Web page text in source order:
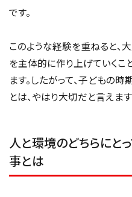
です。
このような経験を重ねると、
を主体的に作り上げていくこ
ます。したがって、子どもの
とは、やはり大切だと言えます
人と環境のどちらにと
事とは